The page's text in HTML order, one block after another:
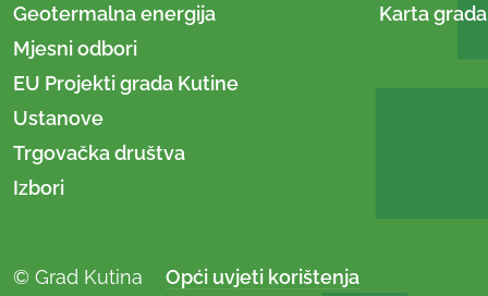
Geotermalna energija
Mjesni odbori
EU Projekti grada Kutine
Ustanove
Trgovačka društva
Izbori
Karta grada
© Grad Kutina Opći uvjeti korištenja